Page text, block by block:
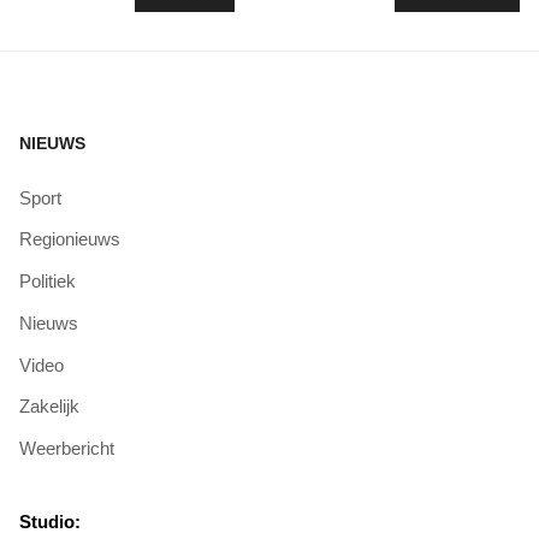
NIEUWS
Sport
Regionieuws
Politiek
Nieuws
Video
Zakelijk
Weerbericht
Studio: